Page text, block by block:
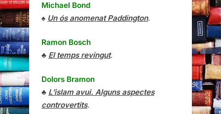
Michael Bond
♠ Un ós anomenat Paddington.
Ramon Bosch
♣ El temps revingut.
Dolors Bramon
♣ L’islam avui. Alguns aspectes
controvertits.